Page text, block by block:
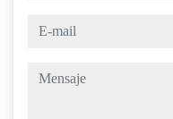
e-mail
mensaje